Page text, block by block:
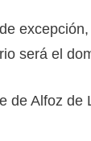
será el
Alfoz